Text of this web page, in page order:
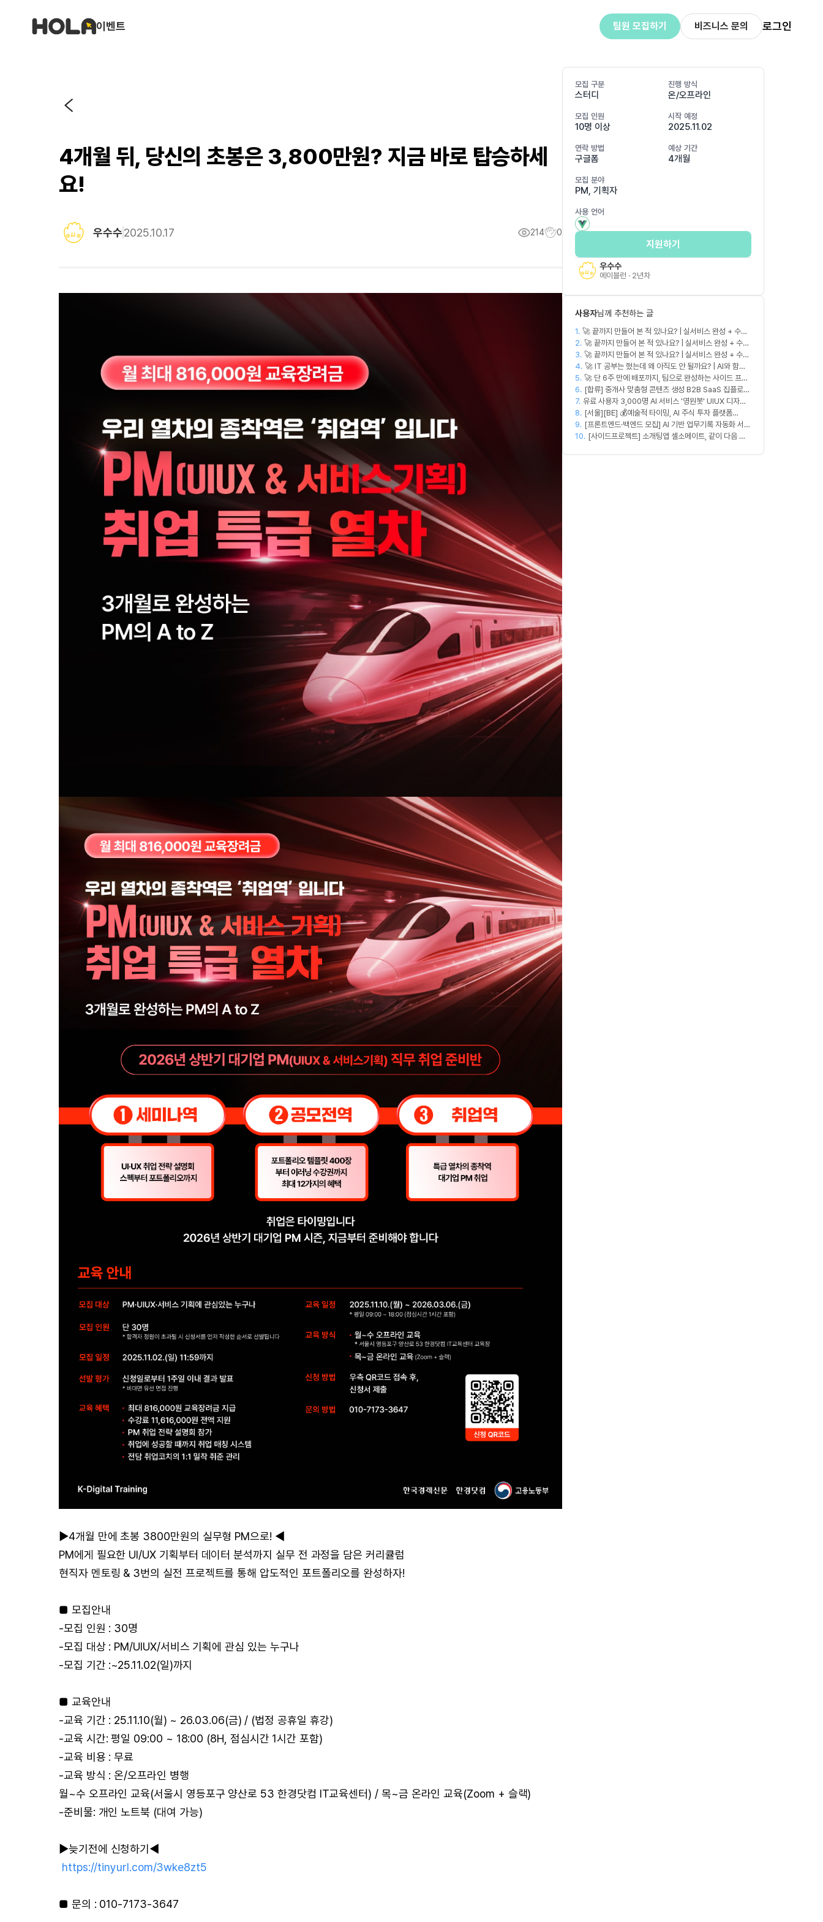
이벤트 팀원 모집하기 비즈니스 문의 로그인
4개월 뒤, 당신의 초봉은 3,800만원? 지금 바로 탑승하세
요!
우수수2025.10.17 214 0
▶4개월 만에 초봉 3800만원의 실무형 PM으로! ◀
PM에게 필요한 UI/UX 기획부터 데이터 분석까지 실무 전 과정을 담은 커리큘럼
현직자 멘토링 & 3번의 실전 프로젝트를 통해 압도적인 포트폴리오를 완성하자!
■ 모집안내
-모집 인원 : 30명
-모집 대상 : PM/UIUX/서비스 기획에 관심 있는 누구나
-모집 기간 :~25.11.02(일)까지
■ 교육안내
-교육 기간 : 25.11.10(월) ~ 26.03.06(금) / (법정 공휴일 휴강)
-교육 시간: 평일 09:00 ~ 18:00 (8H, 점심시간 1시간 포함)
-교육 비용 : 무료
-교육 방식 : 온/오프라인 병행
월~수 오프라인 교육(서울시 영등포구 양산로 53 한경닷컴 IT교육센터) / 목~금 온라인 교육(Zoom + 슬랙)
-준비물: 개인 노트북 (대여 가능)
▶늦기전에 신청하기◀
https://tinyurl.com/3wke8zt5
■ 문의 : 010-7173-3647
모집 구분
스터디
진행 방식
온/오프라인
모집 인원
10명 이상
시작 예정
2025.11.02
연락 방법
구글폼
예상 기간
4개월
모집 분야
PM, 기획자
사용 언어
지원하기
우수수
에이블런 · 2년차
사용자님께 추천하는 글
1. 🚀 끝까지 만들어 본 적 있나요? | 실서비스 완성 + 수익
창출 모임 💰
2. 🚀 끝까지 만들어 본 적 있나요? | 실서비스 완성 + 수익
창출 모임 💰
3. 🚀 끝까지 만들어 본 적 있나요? | 실서비스 완성 + 수익
창출 모임 💰
4. 🚀 IT 공부는 했는데 왜 아직도 안 될까요? | AI와 함께
실무 중심 IT 모임 🤖
5. 🚀 단 6주 만에 배포까지, 팀으로 완성하는 사이드 프로
젝트 [스위프 웹 15기] 🚀
6. [합류] 중개사 맞춤형 콘텐츠 생성 B2B SaaS 집플로우
과 함께 하실 멤버를 모집합니다!
7. 유료 사용자 3,000명 AI 서비스 '영원봇' UIUX 디자인
팀원 모집
8. [서울][BE] 💰예술적 타이밍, AI 주식 투자 플랫폼
(Spring)
9. [프론트엔드·백엔드 모집] AI 기반 업무기록 자동화 서비
스 MVP 개발
10. [사이드프로젝트] 소개팅앱 셀소메이트, 같이 다음 방